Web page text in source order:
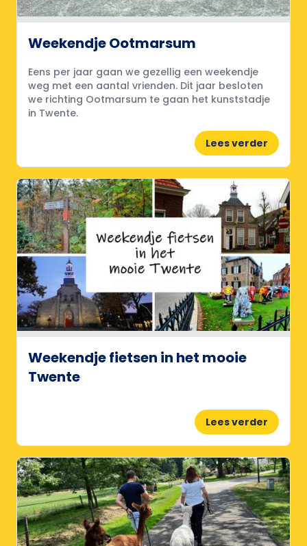
Weekendje Ootmarsum
Eens per jaar gaan we gezellig een weekendje
weg met een aantal vrienden. Dit jaar besloten
we richting Ootmarsum te gaan het kunststadje
in Twente.
Lees verder
Weekendje fietsen in het mooie
Twente
Lees verder